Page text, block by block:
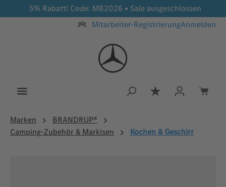
Zum Hauptinhalt springen
5% Rabatt! Code: MB2026 • Sale ausgeschlossen
Mitarbeiter-RegistrierungAnmelden
Du hast 0
Marken
BRANDRUP®
Camping-Zubehör & Markisen
Kochen & Geschirr